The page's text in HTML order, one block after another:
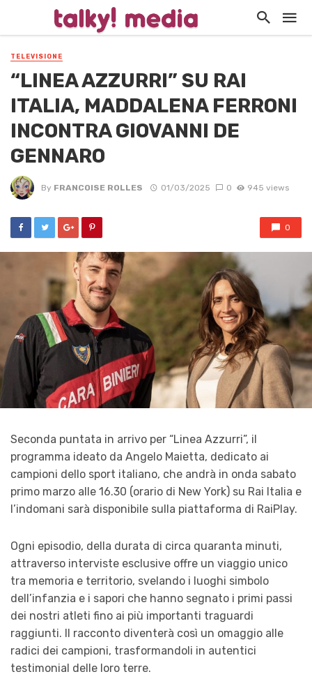
TELEVISIONE
“LINEA AZZURRI” SU RAI
ITALIA, MADDALENA FERRONI
INCONTRA GIOVANNI DE
GENNARO
By FRANCOISE ROLLES 01/03/2025 0 945 views
0
Seconda puntata in arrivo per “Linea Azzurri”, il
programma ideato da Angelo Maietta, dedicato ai
campioni dello sport italiano, che andrà in onda sabato
primo marzo alle 16.30 (orario di New York) su Rai Italia e
l’indomani sarà disponibile sulla piattaforma di RaiPlay.
Ogni episodio, della durata di circa quaranta minuti,
attraverso interviste esclusive offre un viaggio unico
tra memoria e territorio, svelando i luoghi simbolo
dell’infanzia e i sapori che hanno segnato i primi passi
dei nostri atleti fino ai più importanti traguardi
raggiunti. Il racconto diventerà così un omaggio alle
radici dei campioni, trasformandoli in autentici
testimonial delle loro terre.